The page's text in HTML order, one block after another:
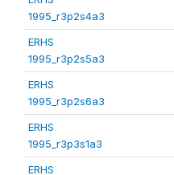
1995_r3p2s4a3
ERHS
1995_r3p2s5a3
ERHS
1995_r3p2s6a3
ERHS
1995_r3p3s1a3
ERHS